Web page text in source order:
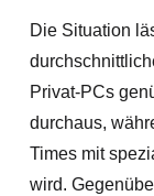
Die Situation
Privat-PCs
durchaus,
Times mit
wird.